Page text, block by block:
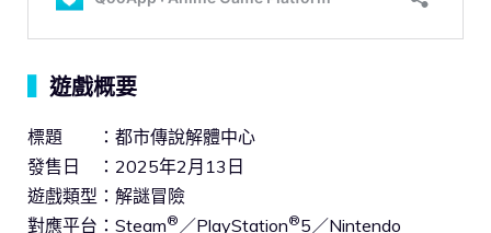
遊戲概要
標題 ：都市傳說解體中心
發售日 ：2025年2月13日
遊戲類型：解謎冒險
對應平台：Steam® ／PlayStation®5／Nintendo